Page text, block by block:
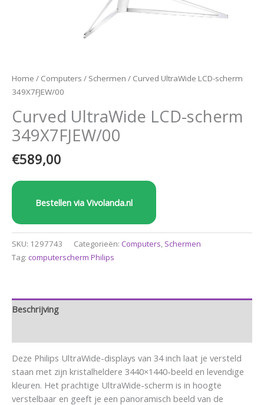
Home / Computers / Schermen / Curved UltraWide LCD-scherm
349X7FJEW/00
Curved UltraWide LCD-scherm
349X7FJEW/00
€589,00
Bestellen via Vivolanda.nl
SKU: 1297743 Categorieën: Computers, Schermen
Tag: computerscherm Philips
Beschrijving
Deze Philips UltraWide-displays van 34 inch laat je versteld
staan met zijn kristalheldere 3440×1440-beeld en levendige
kleuren. Het prachtige UltraWide-scherm is in hoogte
verstelbaar en geeft je een panoramisch beeld van de